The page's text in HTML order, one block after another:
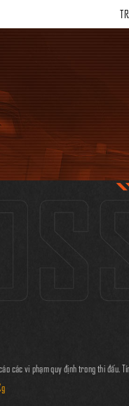
các vi phạm quy định trong thi đấu.